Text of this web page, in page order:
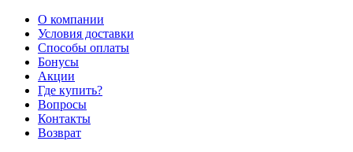
О компании
Условия доставки
Способы оплаты
Бонусы
Акции
Где купить?
Вопросы
Контакты
Возврат